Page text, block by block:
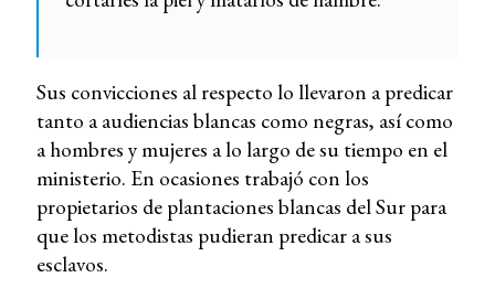
Sus convicciones al respecto lo llevaron a predicar
tanto a audiencias blancas como negras, así como
a hombres y mujeres a lo largo de su tiempo en el
ministerio. En ocasiones trabajó con los
propietarios de plantaciones blancas del Sur para
que los metodistas pudieran predicar a sus
esclavos.